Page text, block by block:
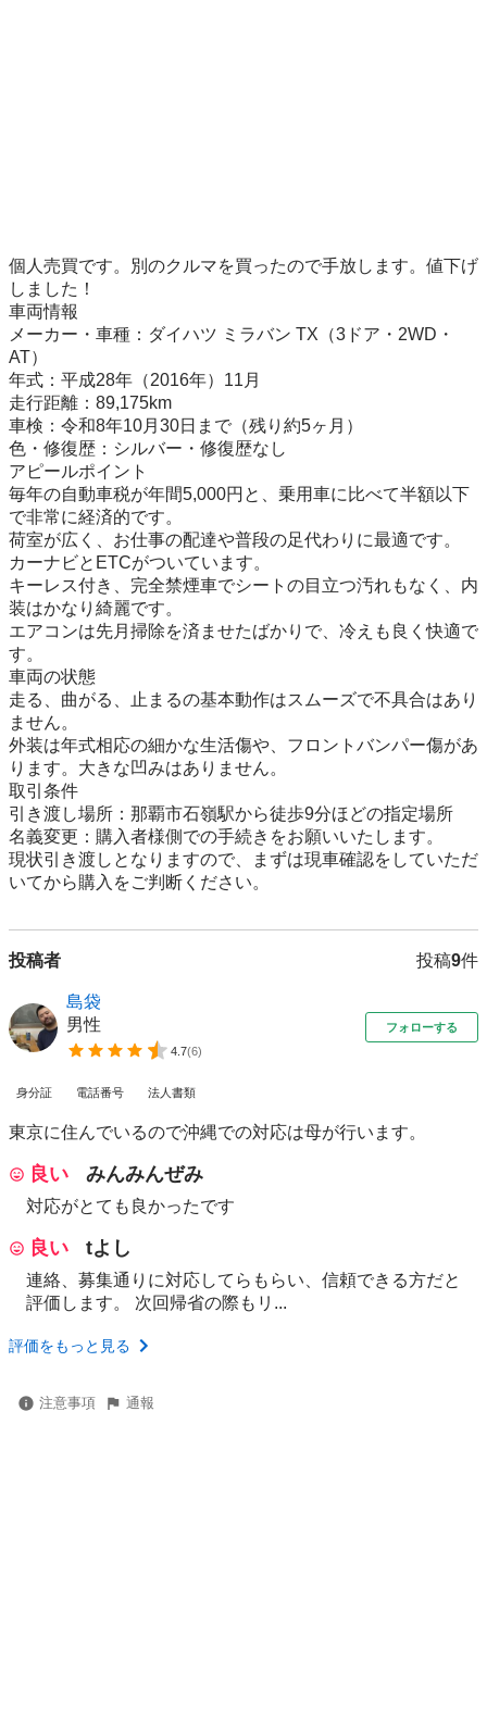
個人売買です。別のクルマを買ったので手放します。値下げ
しました！
車両情報
メーカー・車種：ダイハツ ミラバン TX（3ドア・2WD・
AT）
年式：平成28年（2016年）11月
走行距離：89,175km
車検：令和8年10月30日まで（残り約5ヶ月）
色・修復歴：シルバー・修復歴なし
​アピールポイント
毎年の自動車税が年間5,000円と、乗用車に比べて半額以下
で非常に経済的です。
荷室が広く、お仕事の配達や普段の足代わりに最適です。
カーナビとETCがついています。
キーレス付き、完全禁煙車でシートの目立つ汚れもなく、内
装はかなり綺麗です。
エアコンは先月掃除を済ませたばかりで、冷えも良く快適で
す。
​車両の状態
走る、曲がる、止まるの基本動作はスムーズで不具合はあり
ません。
外装は年式相応の細かな生活傷や、フロントバンパー傷があ
ります。大きな凹みはありません。
​取引条件
引き渡し場所：那覇市石嶺駅から徒歩9分ほどの指定場所
名義変更：購入者様側での手続きをお願いいたします。
現状引き渡しとなりますので、まずは現車確認をしていただ
いてから購入をご判断ください。
投稿者 投稿9件
島袋
男性
4.7(6)
フォローする
身分証 電話番号 法人書類
東京に住んでいるので沖縄での対応は母が行います。
良い みんみんぜみ
対応がとても良かったです
良い tよし
連絡、募集通りに対応してらもらい、信頼できる方だと
評価します。 次回帰省の際もリ...
評価をもっと見る
注意事項 通報